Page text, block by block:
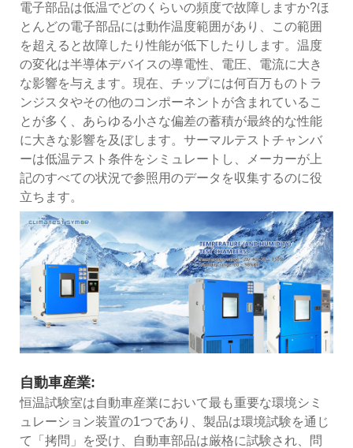
電子部品は低温でどのくらいの頻度で故障しますか?ほ
とんどの電子部品には動作温度範囲があり、この範囲
を超えると故障したり性能が低下したりします。温度
の変化は半導体デバイスの導電性、電圧、電流に大き
な影響を与えます。現在、チップには何百万ものトラ
ンジスタやその他のコンポーネントが含まれているこ
とが多く、あらゆる小さな偏差の蓄積が最終的な性能
に大きな影響を及ぼします。サーマルテストチャンバ
ーは低温テスト条件をシミュレートし、メーカーが上
記のすべての状況で参照用のデータを収集するのに役
立ちます。
自動車産業:
恒温試験室は自動車産業において最も重要な環境シミ
ュレーション装置の1つであり、製品は環境試験を通じ
て「拷問」を受け、自動車部品は厳格に試験され、問